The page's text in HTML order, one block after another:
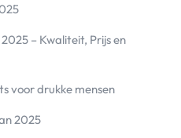
– Kwaliteit, Prijs en
voor drukke mensen
2025